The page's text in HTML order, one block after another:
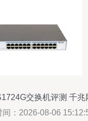
交换机评测 千兆
平价款选择
间：2026-08-06